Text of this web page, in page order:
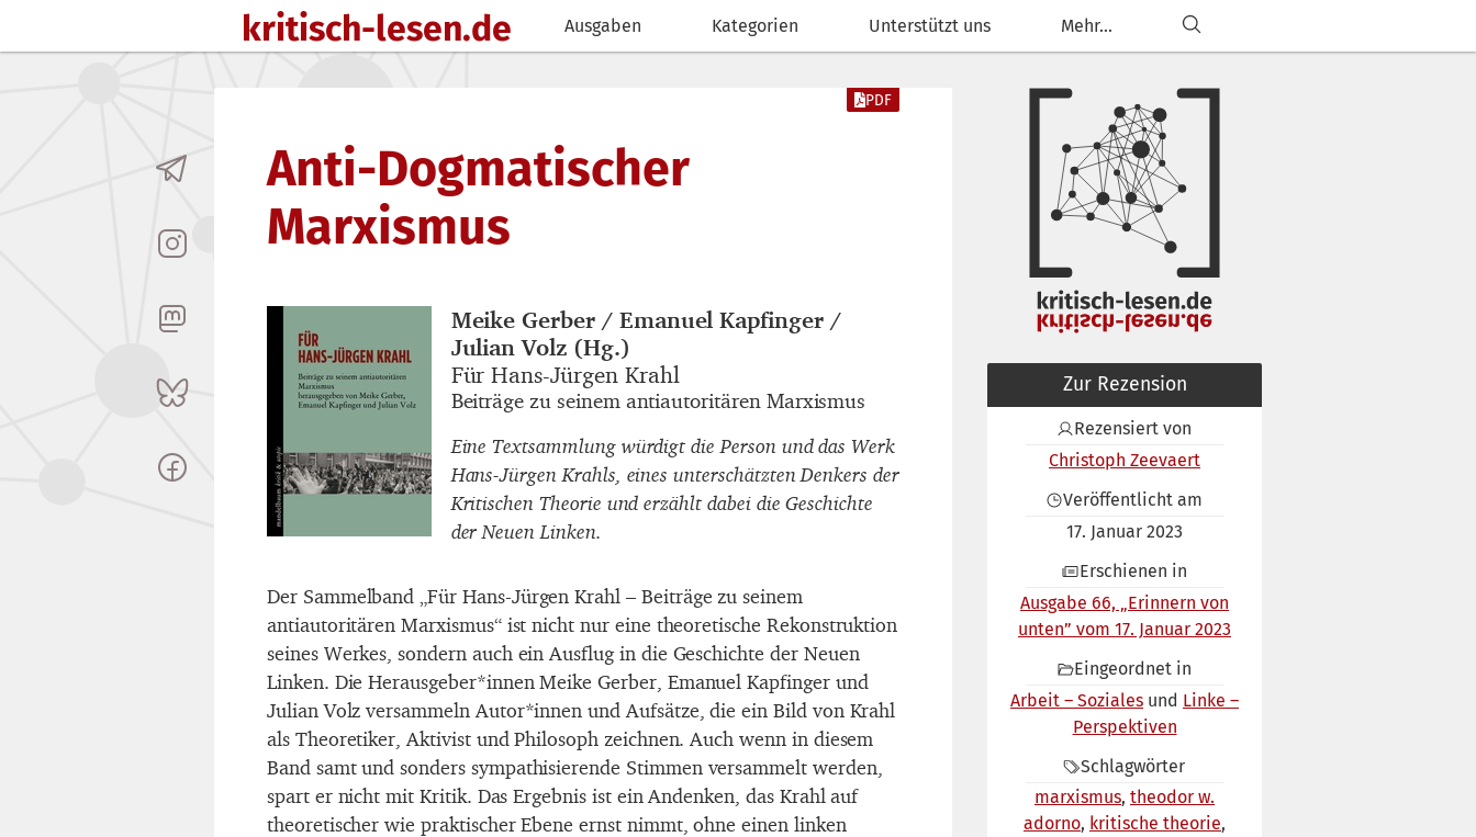
kritisch-lesen.de Ausgaben Kategorien Unterstützt uns Mehr...
Anti-Dogmatischer
Marxismus
PDF
Buchautor_innen
Meike Gerber / Emanuel Kapfinger /
Julian Volz (Hg.)
Buchtitel
Für Hans-Jürgen Krahl
Buchuntertitel
Beiträge zu seinem antiautoritären Marxismus
Eine Textsammlung würdigt die Person und das Werk
Hans-Jürgen Krahls, eines unterschätzten Denkers der
Kritischen Theorie und erzählt dabei die Geschichte
der Neuen Linken.
Der Sammelband „Für Hans-Jürgen Krahl – Beiträge zu seinem
antiautoritären Marxismus“ ist nicht nur eine theoretische Rekonstruktion
seines Werkes, sondern auch ein Ausflug in die Geschichte der Neuen
Linken. Die Herausgeber*innen Meike Gerber, Emanuel Kapfinger und
Julian Volz versammeln Autor*innen und Aufsätze, die ein Bild von Krahl
als Theoretiker, Aktivist und Philosoph zeichnen. Auch wenn in diesem
Band samt und sonders sympathisierende Stimmen versammelt werden,
spart er nicht mit Kritik. Das Ergebnis ist ein Andenken, das Krahl auf
theoretischer wie praktischer Ebene ernst nimmt, ohne einen linken
Zur Rezension
Rezensiert von
Christoph Zeevaert
Veröffentlicht am
17. Januar 2023
Erschienen in
Ausgabe 66, „Erinnern von
unten” vom 17. Januar 2023
Eingeordnet in
Arbeit – Soziales
Linke –
Perspektiven
Schlagwörter
marxismus theodor w.
adorno kritische theorie